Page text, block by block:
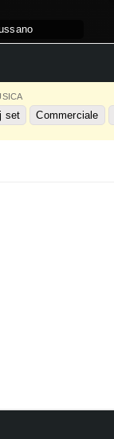
set Commerciale